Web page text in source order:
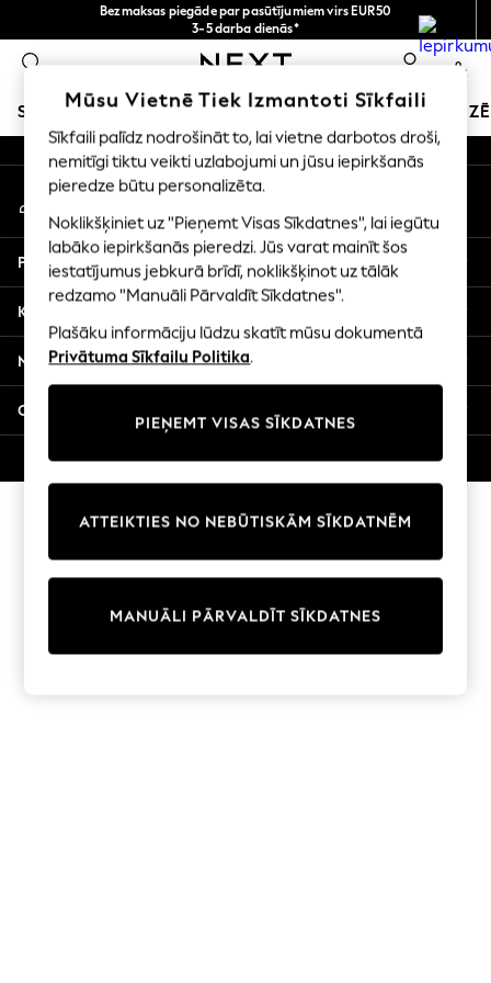
Bezmaksas piegāde par pasūtījumiem virs EUR50
3-5 darba dienās*
Tagad jūs varat
iepirkties latviešu valodā!
0
SKOLAS APĢĒRBS SVĒTKU VEIKALS MEITENES
SCHOOLWEAR
All Boys Schoolwear
Shoes
Trousers
Shorts
Shirts
Polo Shirts
Sweatshirts & Jumpers
Multipacks
All Boys Sport & Swimwear
Swimwear
Tops
Joggers
An error occurred on client
Mūsu sociālie tīkli
Mans konts
Pierakstieties savā kontā
Palīdzība
Konfidencialitāte un juridiskā informācija
Nodaļas
Citi pakalpojumi
© 2026 Next Germany GmbH. Visas tiesības aizsargātas.
Mūsu Vietnē Tiek Izmantoti Sīkfaili
Sīkfaili palīdz nodrošināt to, lai vietne darbotos droši,
nemitīgi tiktu veikti uzlabojumi un jūsu iepirkšanās
pieredze būtu personalizēta.
Noklikšķiniet uz "Pieņemt Visas Sīkdatnes", lai iegūtu
labāko iepirkšanās pieredzi. Jūs varat mainīt šos
iestatījumus jebkurā brīdī, noklikšķinot uz tālāk
redzamo "Manuāli Pārvaldīt Sīkdatnes".
Plašāku informāciju lūdzu skatīt mūsu dokumentā
Privātuma Sīkfailu Politika.
PIEŅEMT VISAS SĪKDATNES
MANUĀLI PĀRVALDĪT SĪKDATNES
ATTEIKTIES NO NEBŪTISKĀM SĪKDATNĒM